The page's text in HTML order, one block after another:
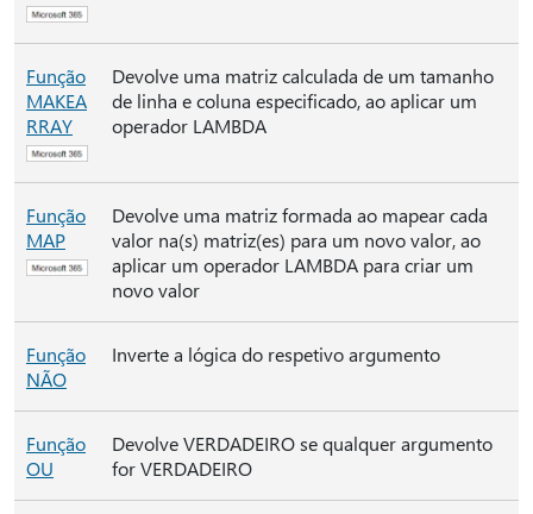
Função
MAKEA
RRAY
Devolve uma matriz calculada de um tamanho
de linha e coluna especificado, ao aplicar um
operador LAMBDA
Função
MAP
Devolve uma matriz formada ao mapear cada
valor na(s) matriz(es) para um novo valor, ao
aplicar um operador LAMBDA para criar um
novo valor
Função
NÃO
Inverte a lógica do respetivo argumento
Função
OU
Devolve VERDADEIRO se qualquer argumento
for VERDADEIRO